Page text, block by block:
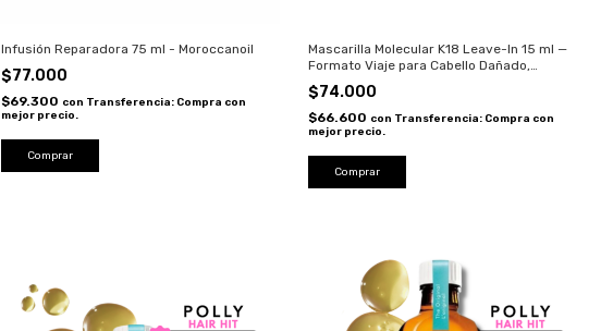
Infusión Reparadora 75 ml - Moroccanoil
$77.000
$69.300 con Transferencia: Compra con
mejor precio.
Mascarilla Molecular K18 Leave-In 15 ml —
Formato Viaje para Cabello Dañado,
Decolorado y Quebradizo
$74.000
$66.600 con Transferencia: Compra con
mejor precio.